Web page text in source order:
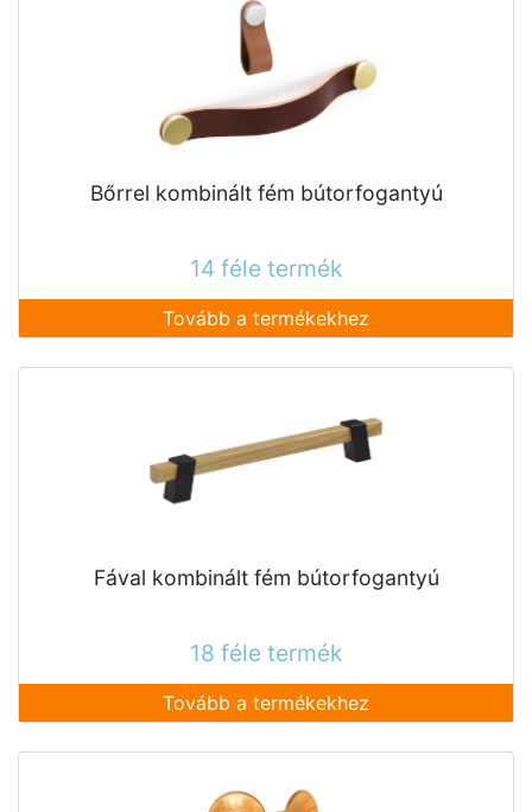
Bőrrel kombinált fém bútorfogantyú
14 féle termék
Tovább a termékekhez
Fával kombinált fém bútorfogantyú
18 féle termék
Tovább a termékekhez